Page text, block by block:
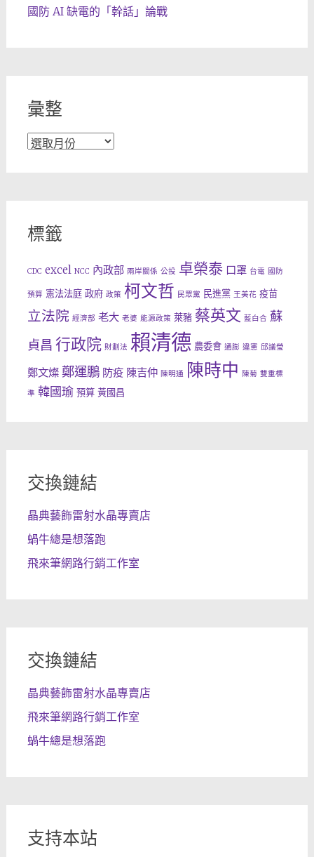
國防 AI 缺電的「幹話」論戰
彙整
彙
標籤
CDC excel NCC 內政部 兩岸關係 公投 卓榮泰 口罩 台電 國防
預算 憲法法庭 政府 政策 柯文哲 民眾黨 民進黨 王美花 疫苗
立法院 經濟部 老大 老婆 能源政策 萊豬 蔡英文 藍白合 蘇
貞昌 行政院 財劃法 賴清德 農委會 通膨 違憲 邱議瑩
鄭文燦 鄭運鵬 防疫 陳吉仲 陳明通 陳時中 陳菊 雙重標
準 韓國瑜 預算 黃國昌
交換鏈結
晶典藝飾雷射水晶專賣店
蝸牛總是想落跑
飛來筆網路行銷工作室
交換鏈結
晶典藝飾雷射水晶專賣店
飛來筆網路行銷工作室
蝸牛總是想落跑
支持本站